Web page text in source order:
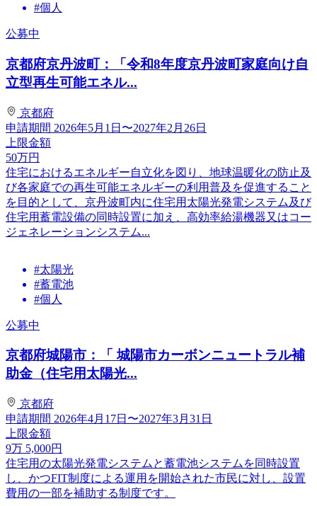
#個人
公募中
京都府京丹波町：「令和8年度京丹波町家庭向け自
立型再生可能エネル...
京都府
申請期間 2026年5月1日〜2027年2月26日
上限金額
50万円
住宅におけるエネルギー自立化を図り、地球温暖化の防止及
び各家庭での再生可能エネルギーの利用普及を促進すること
を目的として、京丹波町内に住宅用太陽光発電システム及び
住宅用蓄電設備の同時設置に加え、高効率給湯機器又はコー
ジェネレーションシステム...
#太陽光
#蓄電池
#個人
公募中
京都府城陽市：「 城陽市カーボンニュートラル補
助金（住宅用太陽光...
京都府
申請期間 2026年4月17日〜2027年3月31日
上限金額
9万 5,000円
住宅用の太陽光発電システムと蓄電池システムを同時設置
し、かつFIT制度による運用を開始された市民に対し、設置
費用の一部を補助する制度です。